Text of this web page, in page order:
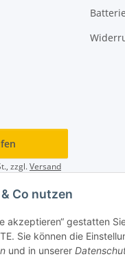
Co nutzen
akzeptieren“ gestatten
Sie können die
und in unserer
zzgl.Versand